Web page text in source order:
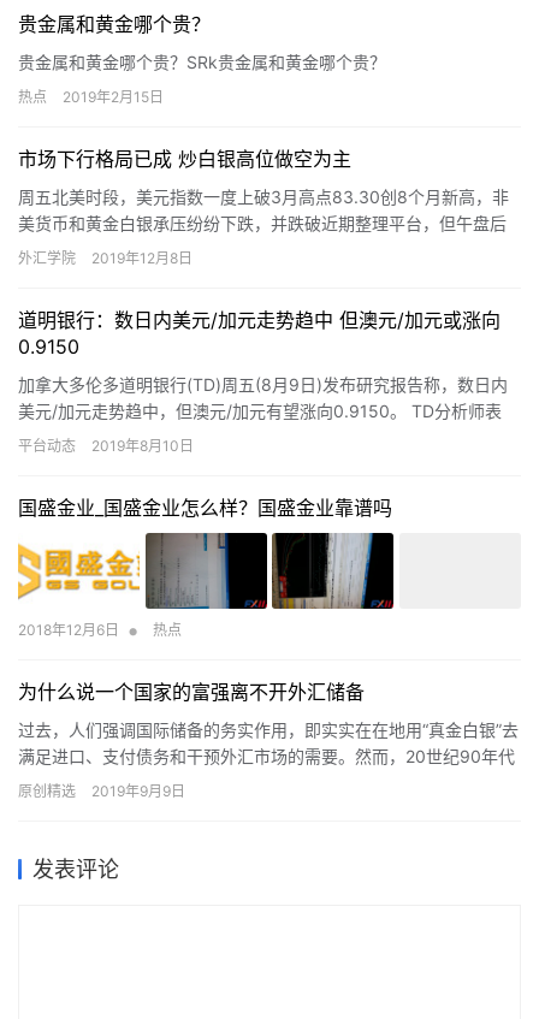
贵金属和黄金哪个贵？
贵金属和黄金哪个贵？SRk贵金属和黄金哪个贵？
热点 2019年2月15日
市场下行格局已成 炒白银高位做空为主
周五北美时段，美元指数一度上破3月高点83.30创8个月新高，非
美货币和黄金白银承压纷纷下跌，并跌破近期整理平台，但午盘后
白银价格超跌反弹，收复日内大部分跌幅。
外汇学院 2019年12月8日
道明银行：数日内美元/加元走势趋中 但澳元/加元或涨向
0.9150
加拿大多伦多道明银行(TD)周五(8月9日)发布研究报告称，数日内
美元/加元走势趋中，但澳元/加元有望涨向0.9150。 TD分析师表
示：“目前看来加元并没有太多溢价，整体和我们的…
平台动态 2019年8月10日
国盛金业_国盛金业怎么样？国盛金业靠谱吗
2018年12月6日 • 热点
为什么说一个国家的富强离不开外汇储备
过去，人们强调国际储备的务实作用，即实实在在地用“真金白银”去
满足进口、支付债务和干预外汇市场的需要。然而，20世纪90年代
以来发生的一系列的危机，在相当程度上改变了外汇储备的功能…
原创精选 2019年9月9日
发表评论